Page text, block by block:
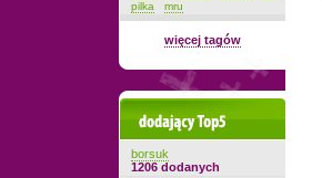
pilka
mru
więcej tagów
Dodający top-5
borsuk
1206 dodanych